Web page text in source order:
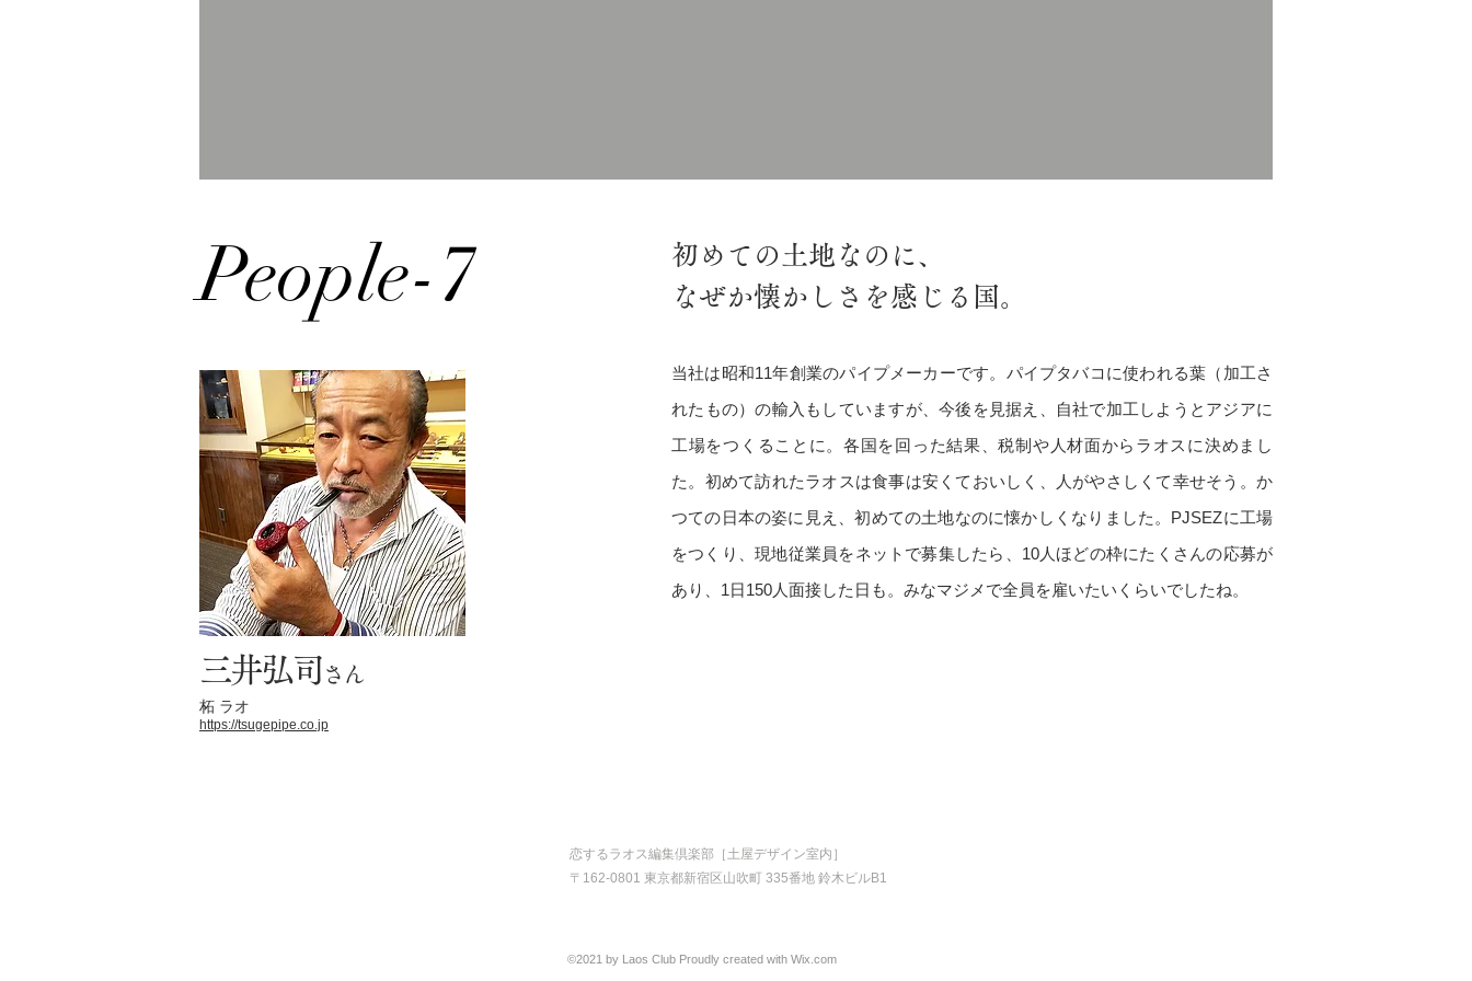
People-7
柘 ラオ
https://tsugepipe.co.jp
三井弘司 さん
初めての土地なのに、
なぜか懐かしさを感じる国。
当社は昭和11年創業のパイプメーカーです。パイプタバコに使われる葉（加工さ
れたもの）の輸入もしていますが、今後を見据え、自社で加工しようとアジアに
工場をつくることに。各国を回った結果、税制や人材面からラオスに決めまし
た。初めて訪れたラオスは食事は安くておいしく、人がやさしくて幸せそう。か
つての日本の姿に見え、初めての土地なのに懐かしくなりました。PJSEZに工場
をつくり、現地従業員をネットで募集したら、10人ほどの枠にたくさんの応募が
あり、1日150人面接した日も。みなマジメで全員を雇いたいくらいでしたね。
恋するラオス編集倶楽部［土屋デザイン室内］
〒162-0801 東京都新宿区山吹町 335番地 鈴木ビルB1
©2021 by Laos Club Proudly created with Wix.com